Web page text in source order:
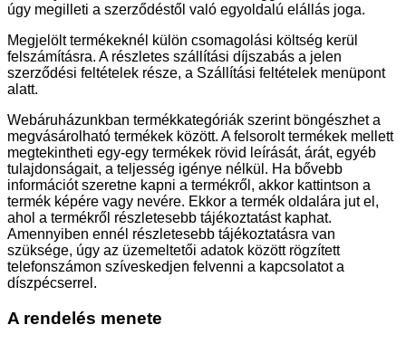
úgy megilleti a szerződéstől való egyoldalú elállás joga.
Megjelölt termékeknél külön csomagolási költség kerül
felszámításra. A részletes szállítási díjszabás a jelen
szerződési feltételek része, a Szállítási feltételek menüpont
alatt.
Webáruházunkban termékkategóriák szerint böngészhet a
megvásárolható termékek között. A felsorolt termékek mellett
megtekintheti egy-egy termékek rövid leírását, árát, egyéb
tulajdonságait, a teljesség igénye nélkül. Ha bővebb
információt szeretne kapni a termékről, akkor kattintson a
termék képére vagy nevére. Ekkor a termék oldalára jut el,
ahol a termékről részletesebb tájékoztatást kaphat.
Amennyiben ennél részletesebb tájékoztatásra van
szüksége, úgy az üzemeltetői adatok között rögzített
telefonszámon szíveskedjen felvenni a kapcsolatot a
díszpécserrel.
A rendelés menete